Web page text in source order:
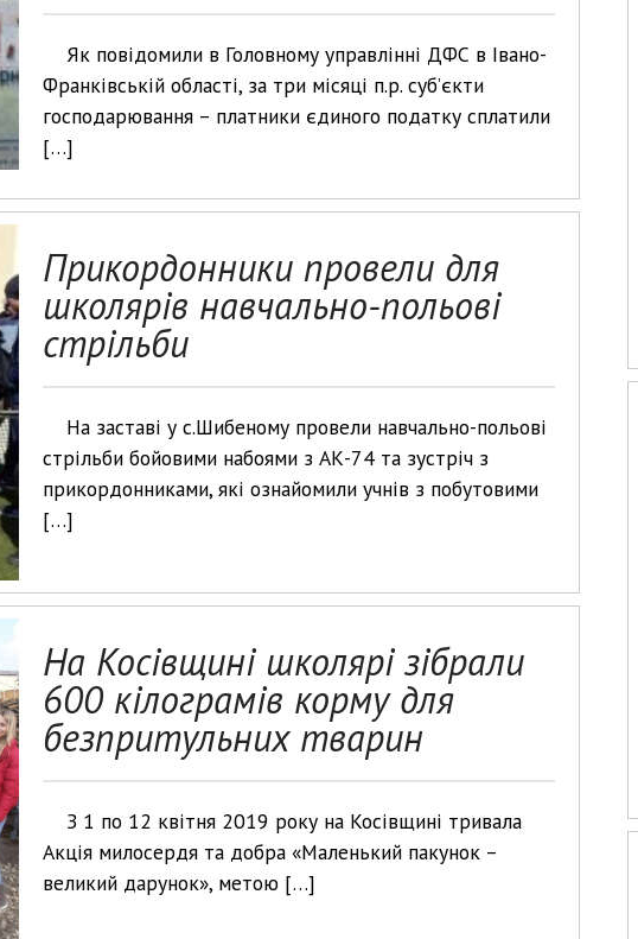
Як повідомили в Головному управлінні ДФС в Івано-
Франківській області, за три місяці п.р. суб’єкти
господарювання – платники єдиного податку сплатили
[…]
Прикордонники провели для
школярів навчально-польові
стрільби
На заставі у с.Шибеному провели навчально-польові
стрільби бойовими набоями з АК-74 та зустріч з
прикордонниками, які ознайомили учнів з побутовими
[…]
На Косівщині школярі зібрали
600 кілограмів корму для
безпритульних тварин
З 1 по 12 квітня 2019 року на Косівщині тривала
Акція милосердя та добра «Маленький пакунок –
великий дарунок», метою […]